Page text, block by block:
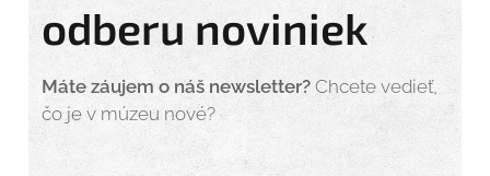
odberu noviniek
Máte záujem o náš newsletter? Chcete vedieť,
čo je v múzeu nové?